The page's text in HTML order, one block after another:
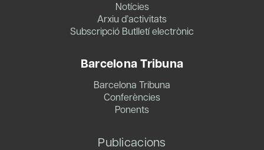
Notícies
Arxiu d’activitats
Subscripció Butlletí electrònic
Barcelona Tribuna
Barcelona Tribuna
Conferències
Ponents
Publicacions